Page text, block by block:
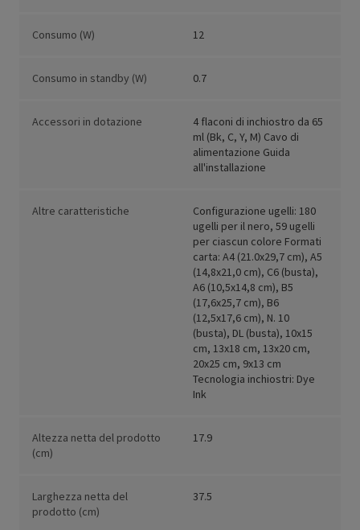
Consumo (W) 12
Consumo in standby (W) 0.7
Accessori in dotazione
4 flaconi di inchiostro da 65
ml (Bk, C, Y, M) Cavo di
alimentazione Guida
all'installazione
Altre caratteristiche
Configurazione ugelli: 180
ugelli per il nero, 59 ugelli
per ciascun colore Formati
carta: A4 (21.0x29,7 cm), A5
(14,8x21,0 cm), C6 (busta),
A6 (10,5x14,8 cm), B5
(17,6x25,7 cm), B6
(12,5x17,6 cm), N. 10
(busta), DL (busta), 10x15
cm, 13x18 cm, 13x20 cm,
20x25 cm, 9x13 cm
Tecnologia inchiostri: Dye
Ink
Altezza netta del prodotto
(cm)
17.9
Larghezza netta del
prodotto (cm)
37.5